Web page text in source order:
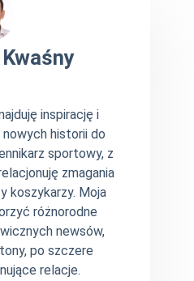
inspirację i
historii do
sportowy, z
zmagania
koszykarzy. Moja
różnorodne
newsów,
po szczere
relacje.